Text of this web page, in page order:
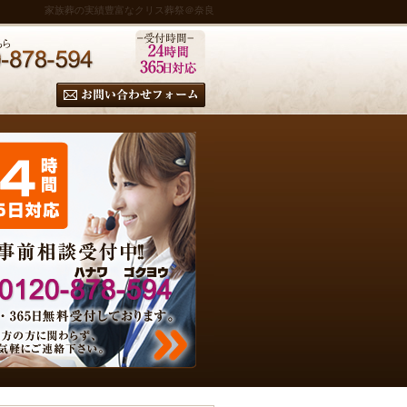
家族葬の実績豊富なクリス葬祭＠奈良